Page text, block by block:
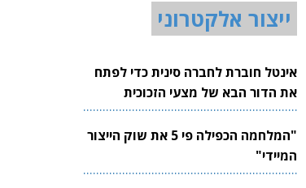
ייצור אלקטרוני
אינטל חוברת לחברה סינית כדי לפתח
את הדור הבא של מצעי הזכוכית
לשבבים
"המלחמה הכפילה פי 5 את שוק הייצור
המיידי"